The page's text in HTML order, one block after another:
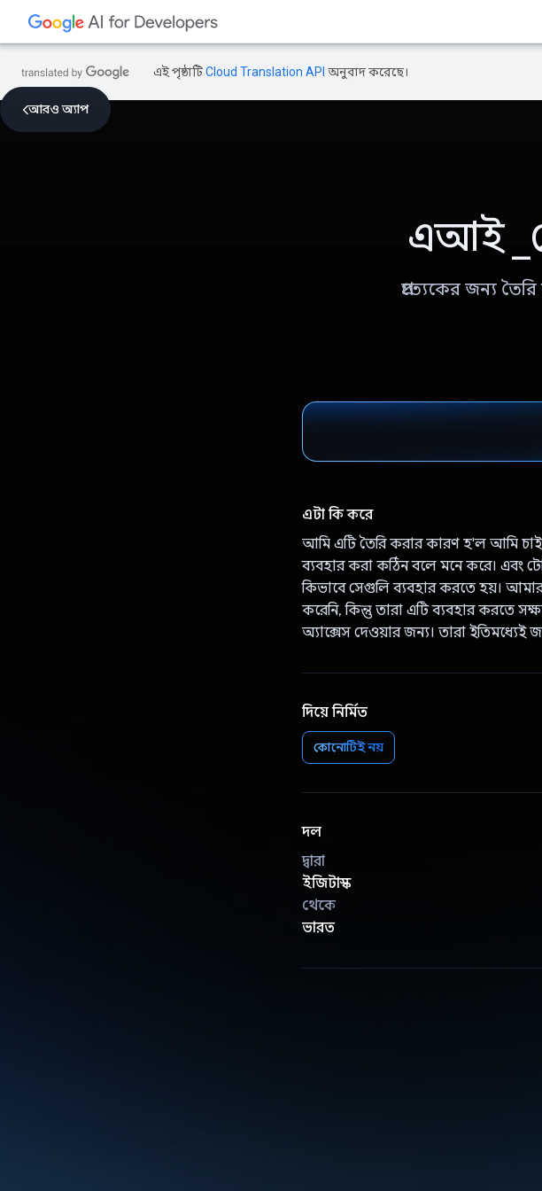
এই পৃষ্ঠাটিCloud Translation API অনুবাদ করেছে।
আরও অ্যাপ
এআই
প্রত্যেকের জন্য
এটা কি করে
আমি এটি তৈরি করার কারণ হ'ল আমি
ব্যবহার করা কঠিন বলে মনে করে। এবং
কিভাবে সেগুলি ব্যবহার করতে হয়। আমার
করেনি, কিন্তু তারা এটি ব্যবহার করতে
অ্যাক্সেস দেওয়ার জন্য। তারা
দিয়ে নির্মিত
কোনোটিই নয়
দল
দ্বারা
ইজিটাস্ক
থেকে
ভারত